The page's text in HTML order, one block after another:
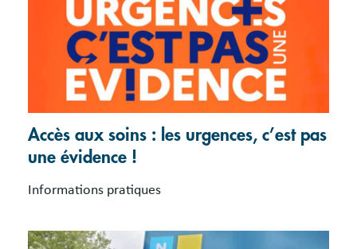
Accès aux soins : les urgences, c’est pas
une évidence !
Informations pratiques